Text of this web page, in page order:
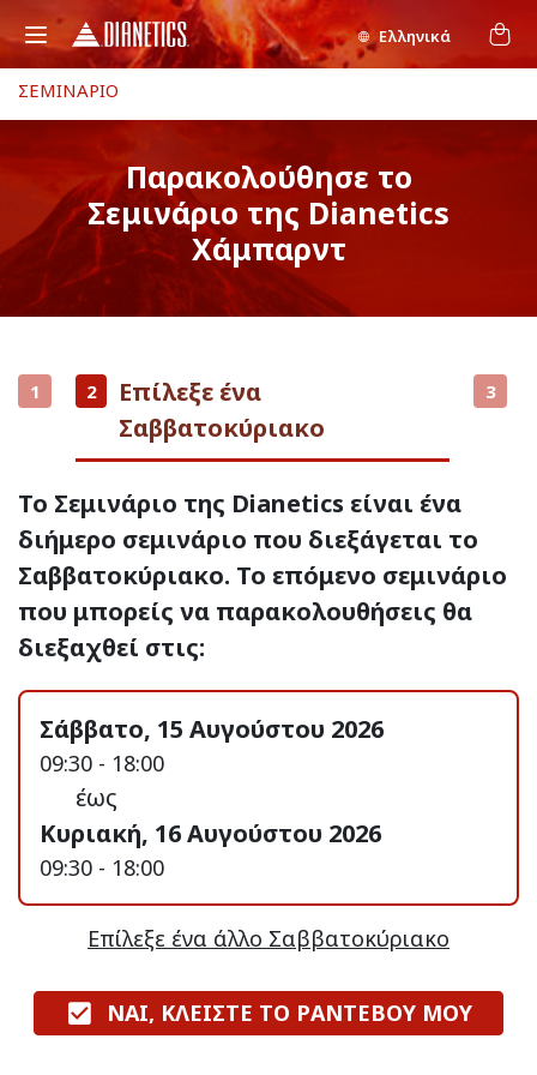
Ελληνικά
ΣΕΜΙΝΑΡΙΟ
Παρακολούθησε το
Σεμινάριο της Dianetics
Χάμπαρντ
1 2
Επίλεξε ένα
Σαββατοκύριακο
3
Το Σεμινάριο της Dianetics είναι ένα
διήμερο σεμινάριο που διεξάγεται το
Σαββατοκύριακο. Το επόμενο σεμινάριο
που μπορείς να παρακολουθήσεις θα
διεξαχθεί στις:
Σάββατο, 15 Αυγούστου 2026
09:30 - 18:00
έως
Κυριακή, 16 Αυγούστου 2026
09:30 - 18:00
Επίλεξε ένα άλλο Σαββατοκύριακο
ΝΑΙ, ΚΛΕΙΣΤΕ ΤΟ ΡΑΝΤΕΒΟΥ ΜΟΥ